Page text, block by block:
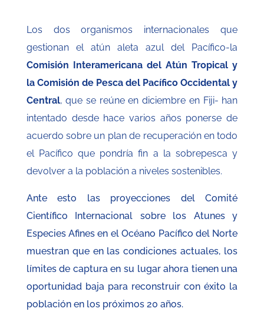
Los dos organismos internacionales que
gestionan el atún aleta azul del Pacífico-la
Comisión Interamericana del Atún Tropical y
la Comisión de Pesca del Pacífico Occidental y
Central, que se reúne en diciembre en Fiji- han
intentado desde hace varios años ponerse de
acuerdo sobre un plan de recuperación en todo
el Pacífico que pondría fin a la sobrepesca y
devolver a la población a niveles sostenibles.
Ante esto las proyecciones del Comité
Científico Internacional sobre los Atunes y
Especies Afines en el Océano Pacífico del Norte
muestran que en las condiciones actuales, los
límites de captura en su lugar ahora tienen una
oportunidad baja para reconstruir con éxito la
población en los próximos 20 años.